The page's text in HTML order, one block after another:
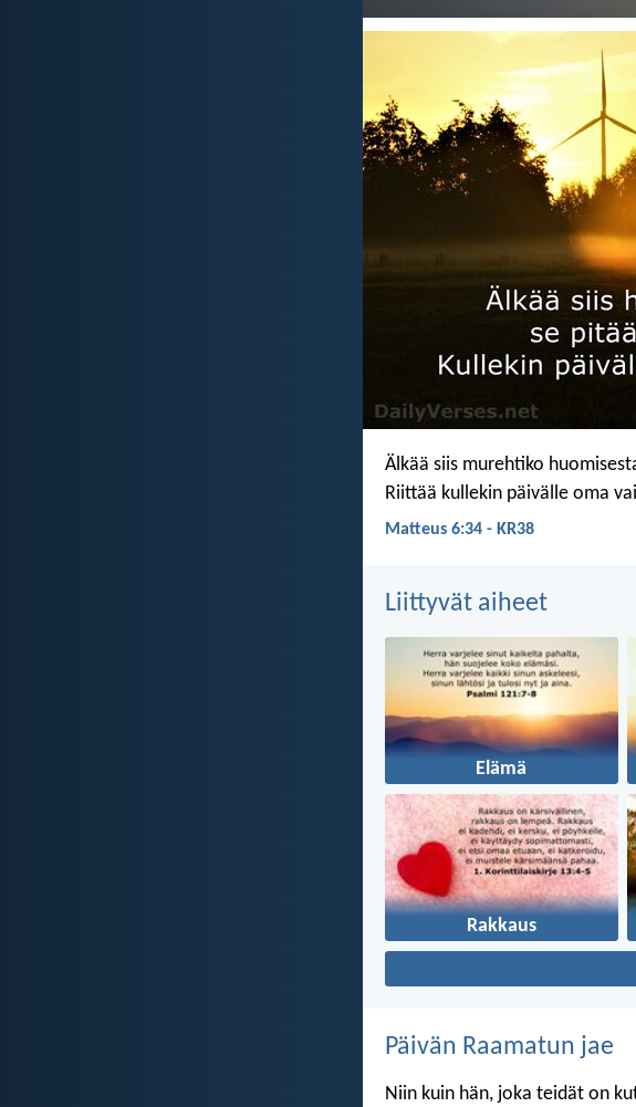
Älkää siis murehtiko
Riittää kullekin päivälle oma
Matteus 6:34 - KR38
Liittyvät aiheet
Elämä
Rakkaus
Päivän Raamatun jae
Niin kuin hän, joka teidät on